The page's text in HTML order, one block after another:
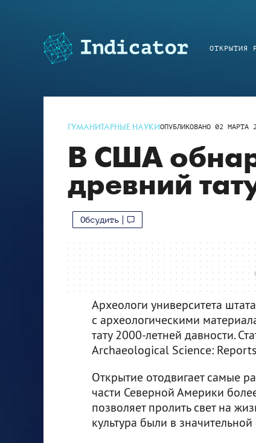
ОТКРЫТИЯ
ГУМАНИТАРНЫЕ НАУКИОПУБЛИКОВАНО 02 МАРТА
В США
древний
Обсудить
Археологи университета
с археологическими
тату 2000-летней давности.
Archaeological Science:
Открытие отодвигает самые
части Северной Америки
позволяет пролить свет на
культура были в